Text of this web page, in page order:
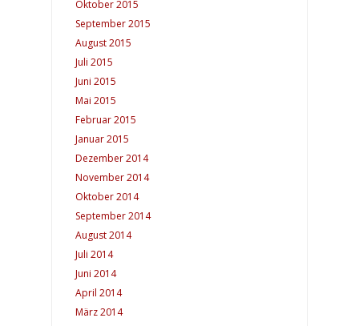
Oktober 2015
September 2015
August 2015
Juli 2015
Juni 2015
Mai 2015
Februar 2015
Januar 2015
Dezember 2014
November 2014
Oktober 2014
September 2014
August 2014
Juli 2014
Juni 2014
April 2014
März 2014